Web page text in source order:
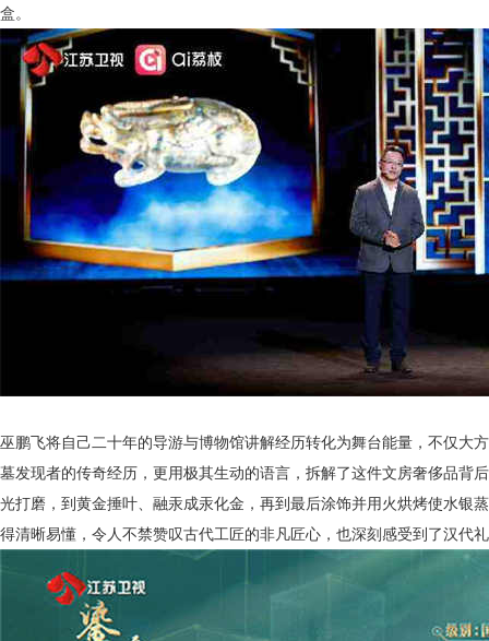
盒。
巫鹏飞将自己二十年的导游与博物馆讲解经历转化为舞台能量，不仅大
墓发现者的传奇经历，更用极其生动的语言，拆解了这件文房奢侈品背
光打磨，到黄金捶叶、融汞成汞化金，再到最后涂饰并用火烘烤使水银
得清晰易懂，令人不禁赞叹古代工匠的非凡匠心，也深刻感受到了汉代